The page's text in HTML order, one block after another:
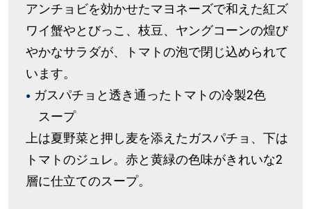
アンチョビを効かせたマヨネーズで和えた紅ズ
ワイ蟹やとびっこ、枝豆、ヤングコーンの煌び
やかなサラダが、トマトの泡で閉じ込められて
います。
ガスパチョと透き通ったトマトの冷製2色
スープ
上は夏野菜と押し麦を添えたガスパチョ、下は
トマトのジュレ。赤と黄緑の色味がきれいな2
層に仕立てのスープ。